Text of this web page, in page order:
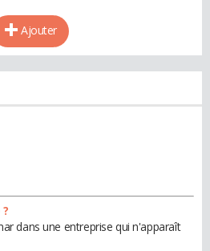
Ajouter
dans une entreprise qui n'apparaît